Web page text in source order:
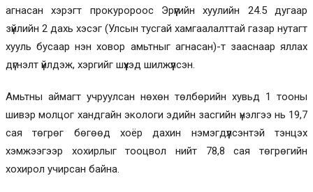
агнасан хэрэгт прокуророос Эрүүгийн хуулийн 24.5 дугаар
зүйлийн 2 дахь хэсэг (Улсын тусгай хамгаалалттай газар нутагт
хууль бусаар нэн ховор амьтныг агнасан)-т зааснаар яллах
дүгнэлт үйлдэж, хэргийг шүүхэд шилжүүлсэн.
Амьтны аймагт учруулсан нөхөн төлбөрийн хувьд 1 тооны
шивэр молцог хандгайн экологи эдийн засгийн үнэлгээ нь 19,7
сая төгрөг бөгөөд хоёр дахин нэмэгдүүлсэнтэй тэнцэх
хэмжээгээр хохирлыг тооцвол нийт 78,8 сая төгрөгийн
хохирол учирсан байна.